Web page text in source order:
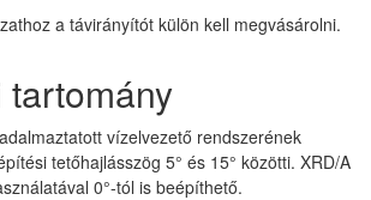
a távirányítót külön kell megvásárolni.
vízelvezető rendszerének
tetőhajlásszög 5° és 15° közötti. XRD/A
0°-tól is beépíthető.